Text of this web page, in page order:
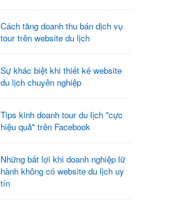
Cách tăng doanh thu bán dịch vụ
tour trên website du lịch
Sự khác biệt khi thiết kế website
du lịch chuyên nghiệp
Tips kinh doanh tour du lịch "cực
hiệu quả" trên Facebook
Những bất lợi khi doanh nghiệp lữ
hành không có website du lịch uy
tín